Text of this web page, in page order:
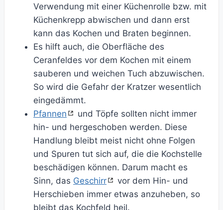
Verwendung mit einer Küchenrolle bzw. mit
Küchenkrepp abwischen und dann erst
kann das Kochen und Braten beginnen.
Es hilft auch, die Oberfläche des
Ceranfeldes vor dem Kochen mit einem
sauberen und weichen Tuch abzuwischen.
So wird die Gefahr der Kratzer wesentlich
eingedämmt.
Pfannen
und Töpfe sollten nicht immer
hin- und hergeschoben werden. Diese
Handlung bleibt meist nicht ohne Folgen
und Spuren tut sich auf, die die Kochstelle
beschädigen können. Darum macht es
Sinn, das Geschirr
vor dem Hin- und
Herschieben immer etwas anzuheben, so
bleibt das Kochfeld heil.